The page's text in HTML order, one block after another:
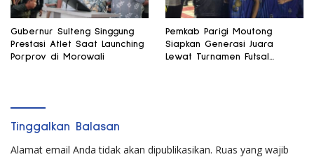
Gubernur Sulteng Singgung
Prestasi Atlet Saat Launching
Porprov di Morowali
Pemkab Parigi Moutong
Siapkan Generasi Juara
Lewat Turnamen Futsal
Tinggalkan Balasan
Alamat email Anda tidak akan dipublikasikan. Ruas yang wajib